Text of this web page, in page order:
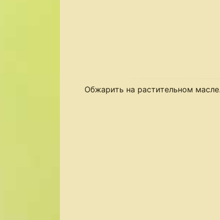
Обжарить на растительном